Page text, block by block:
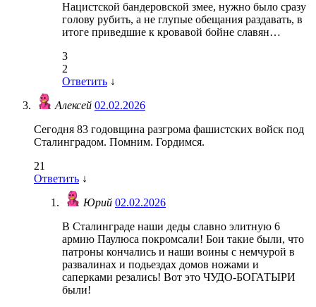
Нацистской бандеровской змее, нужно было сразу
голову рубить, а не глупые обещания раздавать, в
итоге приведшие к кровавой бойне славян…
3
2
Ответить ↓
Алексей 02.02.2026
Сегодня 83 годовщина разгрома фашистских войск под
Сталинградом. Помним. Гордимся.
21
Ответить ↓
Юрий 02.02.2026
В Сталинграде наши деды славно элитную 6
армию Паулюса покромсали! Бои такие были, что
патроны кончались и наши воины с немчурой в
развалинах и подьездах домов ножами и
саперками резались! Вот это ЧУДО-БОГАТЫРИ
были!